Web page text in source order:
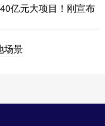
亿元大项目！刚宣布
场景